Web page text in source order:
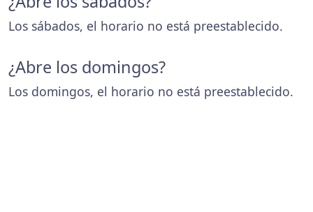
Los sábados, el horario no está preestablecido.
¿Abre los domingos?
Los domingos, el horario no está preestablecido.